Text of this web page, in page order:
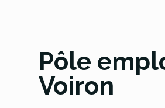
Pôle
Voiron